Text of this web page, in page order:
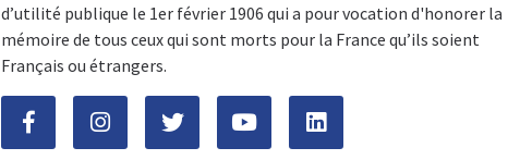
d’utilité publique le 1er février 1906 qui a pour vocation d'honorer la
mémoire de tous ceux qui sont morts pour la France qu’ils soient
Français ou étrangers.